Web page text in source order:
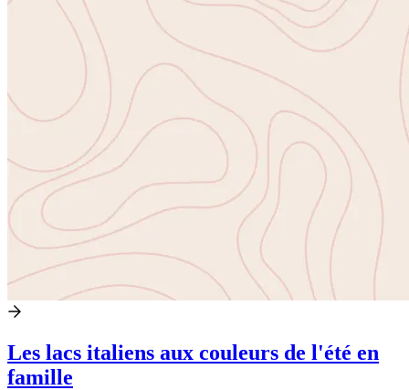
Les lacs italiens aux couleurs de l'été en
famille